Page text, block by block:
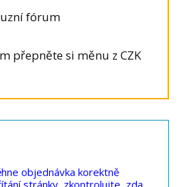
fórum
přepněte si měnu z CZK
objednávka korektně
stránky, zkontrolujte, zda